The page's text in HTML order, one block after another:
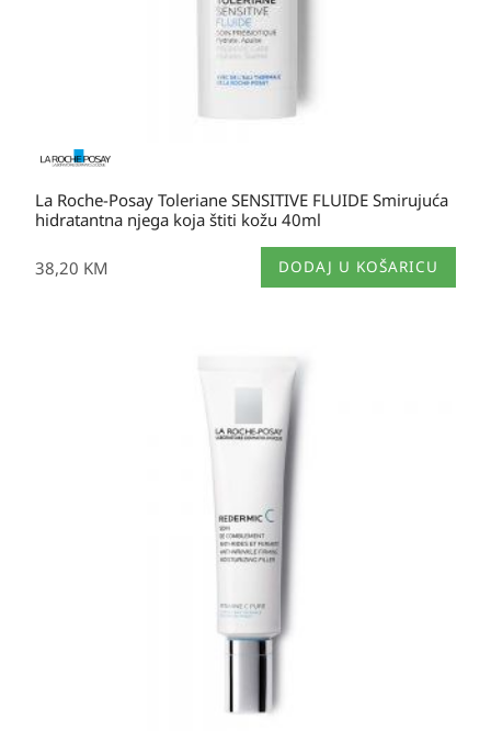
La Roche-Posay Toleriane SENSITIVE FLUIDE Smirujuća
hidratantna njega koja štiti kožu 40ml
38,20 KM DODAJ U KOŠARICU